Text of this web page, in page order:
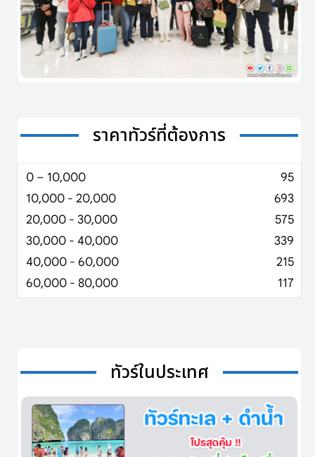
ราคาทัวร์ที่ต้องการ
0 – 10,000
95
10,000 - 20,000
693
20,000 - 30,000
575
30,000 - 40,000
339
40,000 - 60,000
215
60,000 - 80,000
117
ทัวร์ในประเทศ